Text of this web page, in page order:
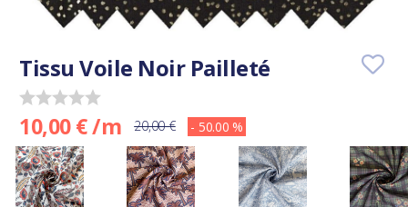
Tissu Voile Noir Pailleté
10,00 € /m 20,00 € - 50.00 %